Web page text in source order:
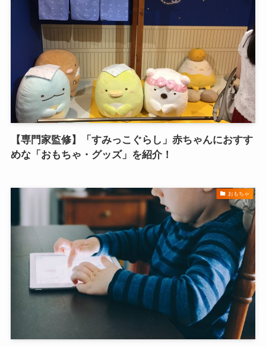
【専門家監修】「すみっこぐらし」赤ちゃんにおすす
めな「おもちゃ・グッズ」を紹介！
おもちゃ